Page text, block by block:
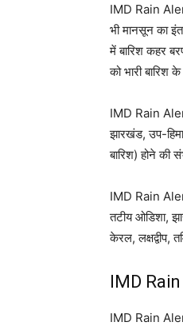
IMD Rain
भी मानसून का
में बारिश कहर
को भारी बारिश
IMD Rain
झारखंड, उप-
बारिश) होने की
IMD Rain
तटीय ओडिशा,
केरल, लक्षद्वीप,
IMD Rain
IMD Rain